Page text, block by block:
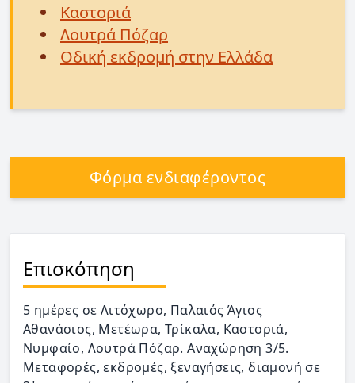
Καστοριά
Λουτρά Πόζαρ
Οδική εκδρομή στην Ελλάδα
Φόρμα ενδιαφέροντος
Επισκόπηση
5 ημέρες σε Λιτόχωρο, Παλαιός Άγιος
Αθανάσιος, Μετέωρα, Τρίκαλα, Καστοριά,
Νυμφαίο, Λουτρά Πόζαρ. Αναχώρηση 3/5.
Μεταφορές, εκδρομές, ξεναγήσεις, διαμονή σε